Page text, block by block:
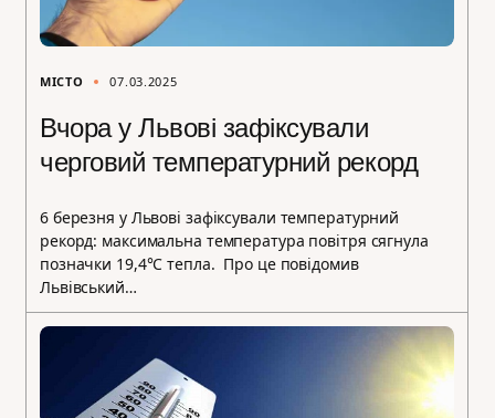
МІСТО 07.03.2025
Вчора у Львові зафіксували
черговий температурний рекорд
6 березня у Львові зафіксували температурний
рекорд: максимальна температура повітря сягнула
позначки 19,4°С тепла. Про це повідомив
Львівський…